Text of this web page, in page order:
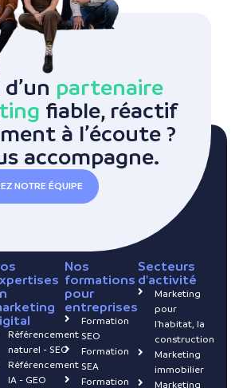
partenaire
fiable, réactif
à l’écoute ?
accompagne.
NOTRE ÉQUIPE
Référencement
naturel - SEO
Référencement
IA - GEO
Nos
formations
pour
entreprises
Formation
SEO
Formation
SEA
Formation
Secteurs
d'activité
Marketing
pour
l'habitat, la
construction
Marketing
immobilier
Marketing